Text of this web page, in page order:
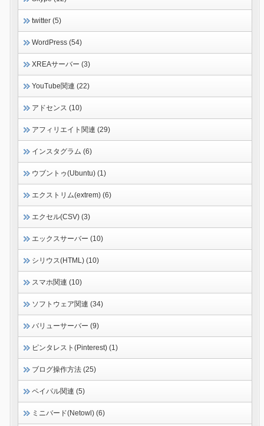
twitter (5)
WordPress (54)
XREAサーバー (3)
YouTube関連 (22)
アドセンス (10)
アフィリエイト関連 (29)
インスタグラム (6)
ウブントゥ(Ubuntu) (1)
エクストリム(extrem) (6)
エクセル(CSV) (3)
エックスサーバー (10)
シリウス(HTML) (10)
スマホ関連 (10)
ソフトウェア関連 (34)
バリューサーバー (9)
ピンタレスト(Pinterest) (1)
ブログ操作方法 (25)
ペイパル関連 (5)
ミニバード(Netowl) (6)